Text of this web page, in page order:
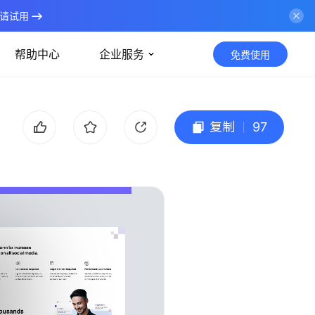
试用
帮助中心 企业服务 免费使用
复制 97